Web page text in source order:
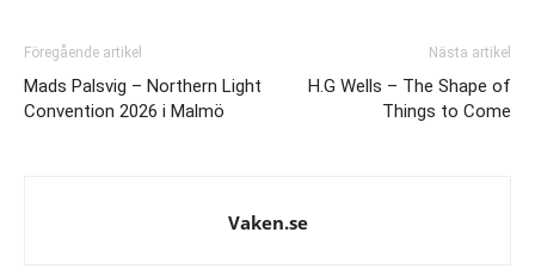
Föregående artikel
Mads Palsvig – Northern Light
Convention 2026 i Malmö
Nästa artikel
H.G Wells – The Shape of
Things to Come
Vaken.se